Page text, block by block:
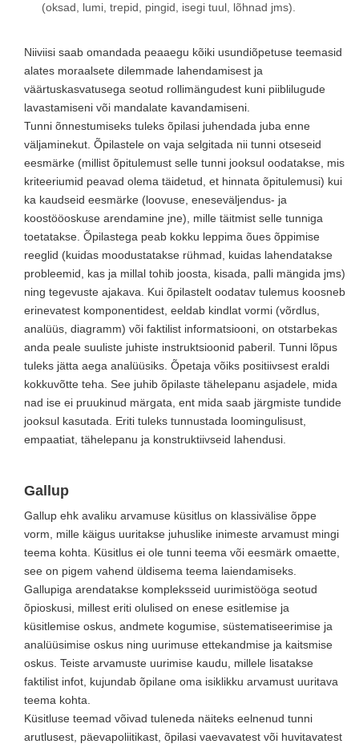
(oksad, lumi, trepid, pingid, isegi tuul, lõhnad jms).
Niiviisi saab omandada peaaegu kõiki usundiõpetuse teemasid
alates moraalsete dilemmade lahendamisest ja
väärtuskasvatusega seotud rollimängudest kuni piiblilugude
lavastamiseni või mandalate kavandamiseni.
Tunni õnnestumiseks tuleks õpilasi juhendada juba enne
väljaminekut. Õpilastele on vaja selgitada nii tunni otseseid
eesmärke (millist õpitulemust selle tunni jooksul oodatakse, mis
kriteeriumid peavad olema täidetud, et hinnata õpitulemusi) kui
ka kaudseid eesmärke (loovuse, eneseväljendus- ja
koostööoskuse arendamine jne), mille täitmist selle tunniga
toetatakse. Õpilastega peab kokku leppima õues õppimise
reeglid (kuidas moodustatakse rühmad, kuidas lahendatakse
probleemid, kas ja millal tohib joosta, kisada, palli mängida jms)
ning tegevuste ajakava. Kui õpilastelt oodatav tulemus koosneb
erinevatest komponentidest, eeldab kindlat vormi (võrdlus,
analüüs, diagramm) või faktilist informatsiooni, on otstarbekas
anda peale suuliste juhiste instruktsioonid paberil. Tunni lõpus
tuleks jätta aega analüüsiks. Õpetaja võiks positiivsest eraldi
kokkuvõtte teha. See juhib õpilaste tähelepanu asjadele, mida
nad ise ei pruukinud märgata, ent mida saab järgmiste tundide
jooksul kasutada. Eriti tuleks tunnustada loomingulisust,
empaatiat, tähelepanu ja konstruktiivseid lahendusi.
Gallup
Gallup ehk avaliku arvamuse küsitlus on klassivälise õppe
vorm, mille käigus uuritakse juhuslike inimeste arvamust mingi
teema kohta. Küsitlus ei ole tunni teema või eesmärk omaette,
see on pigem vahend üldisema teema laiendamiseks.
Gallupiga arendatakse kompleksseid uurimistööga seotud
õpioskusi, millest eriti olulised on enese esitlemise ja
küsitlemise oskus, andmete kogumise, süstematiseerimise ja
analüüsimise oskus ning uurimuse ettekandmise ja kaitsmise
oskus. Teiste arvamuste uurimise kaudu, millele lisatakse
faktilist infot, kujundab õpilane oma isiklikku arvamust uuritava
teema kohta.
Küsitluse teemad võivad tuleneda näiteks eelnenud tunni
arutlusest, päevapoliitikast, õpilasi vaevavatest või huvitavatest